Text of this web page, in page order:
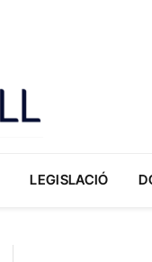
LEGISLACIÓ